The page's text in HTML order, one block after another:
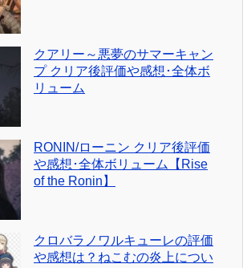
クアリー～悪夢のサマーキャン
プ クリア後評価や感想･全体ボ
リューム
RONIN/ローニン クリア後評価
や感想･全体ボリューム【Rise
of the Ronin】
クロバラノワルキューレの評価
や感想は？ねこむの炎上につい